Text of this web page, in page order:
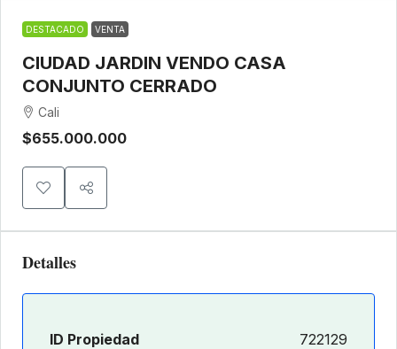
DESTACADO VENTA
CIUDAD JARDIN VENDO CASA
CONJUNTO CERRADO
Cali
$655.000.000
Detalles
ID Propiedad 722129